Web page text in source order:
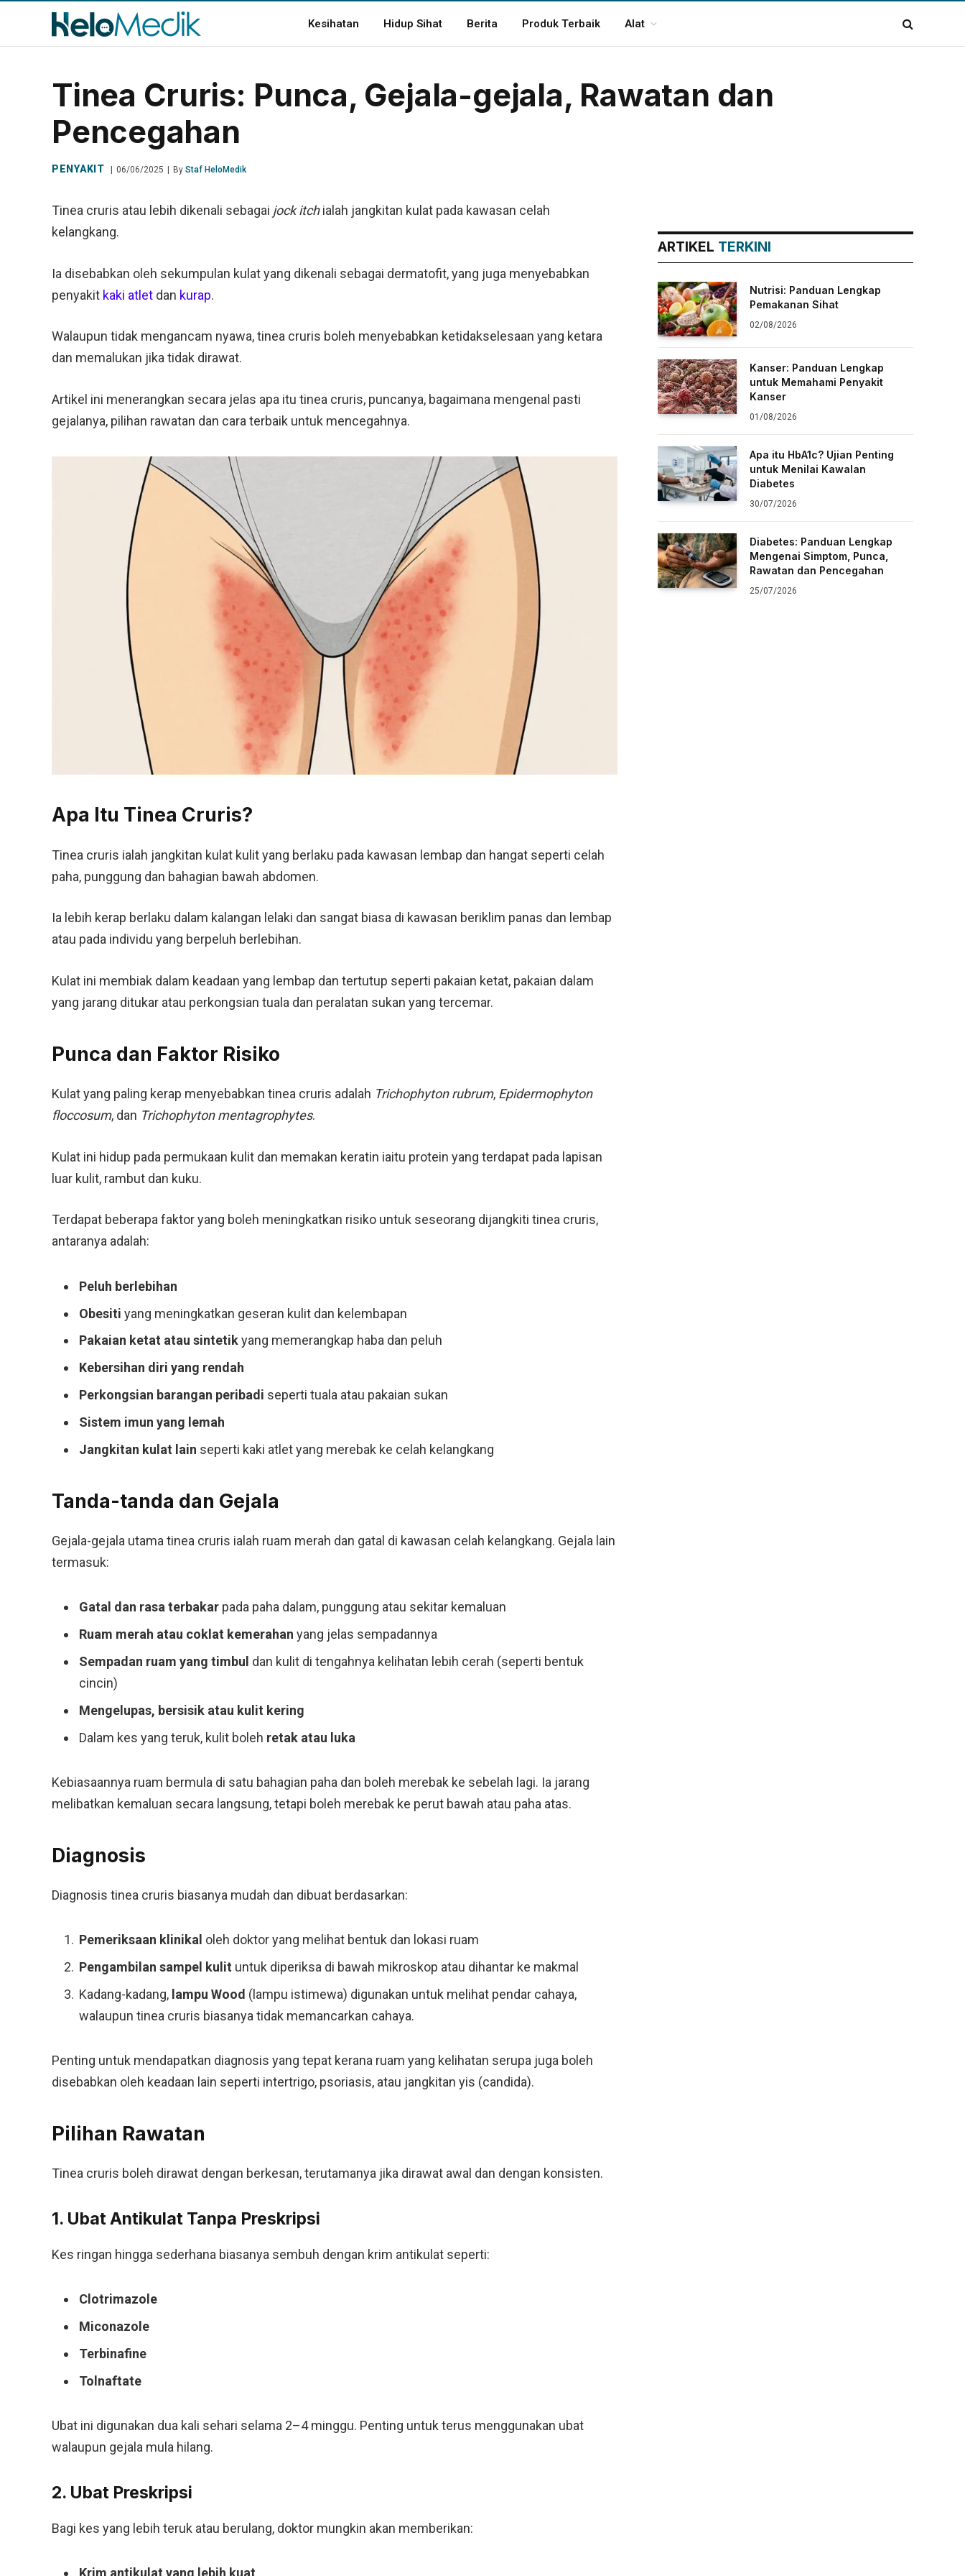
Kesihatan Hidup Sihat Berita Produk Terbaik Alat
Tinea Cruris: Punca, Gejala-gejala, Rawatan dan
Pencegahan
PENYAKIT 06/06/2025 By Staf HeloMedik
Tinea cruris atau lebih dikenali sebagai jock itchialah jangkitan kulat pada kawasan celah
kelangkang.
Ia disebabkan oleh sekumpulan kulat yang dikenali sebagai dermatofit, yang juga menyebabkan
penyakit kaki atlet dan kurap.
Walaupun tidak mengancam nyawa, tinea cruris boleh menyebabkan ketidakselesaan yang ketara
dan memalukan jika tidak dirawat.
Artikel ini menerangkan secara jelas apa itu tinea cruris, puncanya, bagaimana mengenal pasti
gejalanya, pilihan rawatan dan cara terbaik untuk mencegahnya.
Apa Itu Tinea Cruris?
Tinea cruris ialah jangkitan kulat kulit yang berlaku pada kawasan lembap dan hangat seperti celah
paha, punggung dan bahagian bawah abdomen.
Ia lebih kerap berlaku dalam kalangan lelaki dan sangat biasa di kawasan beriklim panas dan lembap
atau pada individu yang berpeluh berlebihan.
Kulat ini membiak dalam keadaan yang lembap dan tertutup seperti pakaian ketat, pakaian dalam
yang jarang ditukar atau perkongsian tuala dan peralatan sukan yang tercemar.
Punca dan Faktor Risiko
Kulat yang paling kerap menyebabkan tinea cruris adalah Trichophyton rubrum, Epidermophyton
floccosum, dan Trichophyton mentagrophytes.
Kulat ini hidup pada permukaan kulit dan memakan keratin iaitu protein yang terdapat pada lapisan
luar kulit, rambut dan kuku.
Terdapat beberapa faktor yang boleh meningkatkan risiko untuk seseorang dijangkiti tinea cruris,
antaranya adalah:
Peluh berlebihan
Obesiti yang meningkatkan geseran kulit dan kelembapan
Pakaian ketat atau sintetikyang memerangkap haba dan peluh
Kebersihan diri yang rendah
Perkongsian barangan peribadi seperti tuala atau pakaian sukan
Sistem imun yang lemah
Jangkitan kulat lain seperti kaki atlet yang merebak ke celah kelangkang
Tanda-tanda dan Gejala
Gejala-gejala utama tinea cruris ialah ruam merah dan gatal di kawasan celah kelangkang. Gejala lain
termasuk:
Gatal dan rasa terbakar pada paha dalam, punggung atau sekitar kemaluan
Ruam merah atau coklat kemerahan yang jelas sempadannya
Sempadan ruam yang timbul dan kulit di tengahnya kelihatan lebih cerah (seperti bentuk
cincin)
Mengelupas, bersisik atau kulit kering
Dalam kes yang teruk, kulit boleh retak atau luka
Kebiasaannya ruam bermula di satu bahagian paha dan boleh merebak ke sebelah lagi. Ia jarang
melibatkan kemaluan secara langsung, tetapi boleh merebak ke perut bawah atau paha atas.
Diagnosis
Diagnosis tinea cruris biasanya mudah dan dibuat berdasarkan:
Pemeriksaan klinikal oleh doktor yang melihat bentuk dan lokasi ruam
Pengambilan sampel kulit untuk diperiksa di bawah mikroskop atau dihantar ke makmal
Kadang-kadang, lampu Wood (lampu istimewa) digunakan untuk melihat pendar cahaya,
walaupun tinea cruris biasanya tidak memancarkan cahaya.
Penting untuk mendapatkan diagnosis yang tepat kerana ruam yang kelihatan serupa juga boleh
disebabkan oleh keadaan lain seperti intertrigo, psoriasis, atau jangkitan yis (candida).
Pilihan Rawatan
Tinea cruris boleh dirawat dengan berkesan, terutamanya jika dirawat awal dan dengan konsisten.
1. Ubat Antikulat Tanpa Preskripsi
Kes ringan hingga sederhana biasanya sembuh dengan krim antikulat seperti:
Clotrimazole
Miconazole
Terbinafine
Tolnaftate
Ubat ini digunakan dua kali sehari selama 2–4 minggu. Penting untuk terus menggunakan ubat
walaupun gejala mula hilang.
2. Ubat Preskripsi
Bagi kes yang lebih teruk atau berulang, doktor mungkin akan memberikan:
Krim antikulat yang lebih kuat
ARTIKEL TERKINI
Nutrisi: Panduan Lengkap
Pemakanan Sihat
02/08/2026
Kanser: Panduan Lengkap
untuk Memahami Penyakit
Kanser
01/08/2026
Apa itu HbA1c? Ujian Penting
untuk Menilai Kawalan
Diabetes
30/07/2026
Diabetes: Panduan Lengkap
Mengenai Simptom, Punca,
Rawatan dan Pencegahan
25/07/2026